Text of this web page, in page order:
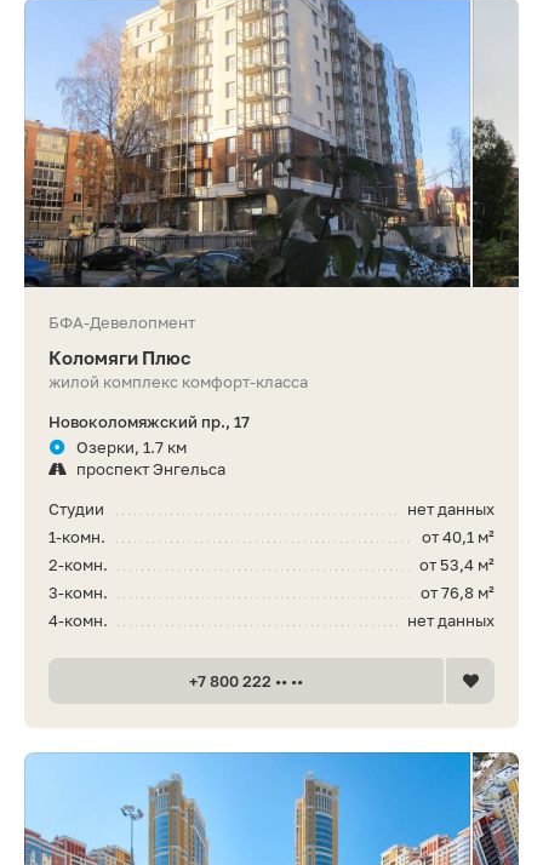
БФА-Девелопмент
Коломяги Плюс
жилой комплекс комфорт-класса
Новоколомяжский пр., 17
Озерки, 1.7 км
проспект Энгельса
нет данных
Студии
от 40,1 м²
1-комн.
от 53,4 м²
2-комн.
от 76,8 м²
3-комн.
нет данных
4-комн.
+7 800 222 •• ••